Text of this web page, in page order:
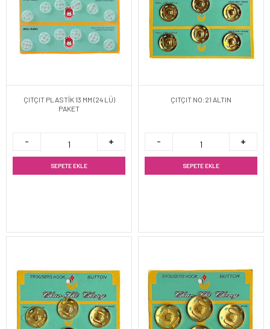
ÇITÇIT PLASTİK 13 MM (24 LÜ)
PAKET
SEPETE EKLE
ÇITÇIT NO:21 ALTIN
SEPETE EKLE